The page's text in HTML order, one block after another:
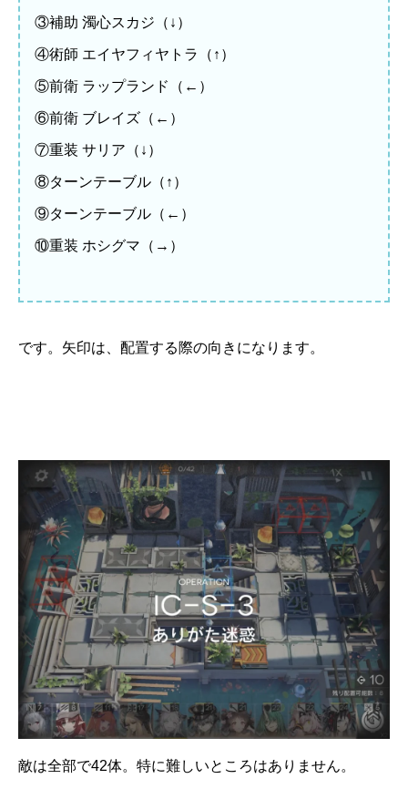
③補助 濁心スカジ（↓）
④術師 エイヤフィヤトラ（↑）
⑤前衛 ラップランド（←）
⑥前衛 ブレイズ（←）
⑦重装 サリア（↓）
⑧ターンテーブル（↑）
⑨ターンテーブル（←）
⑩重装 ホシグマ（→）
です。矢印は、配置する際の向きになります。
敵は全部で42体。特に難しいところはありません。